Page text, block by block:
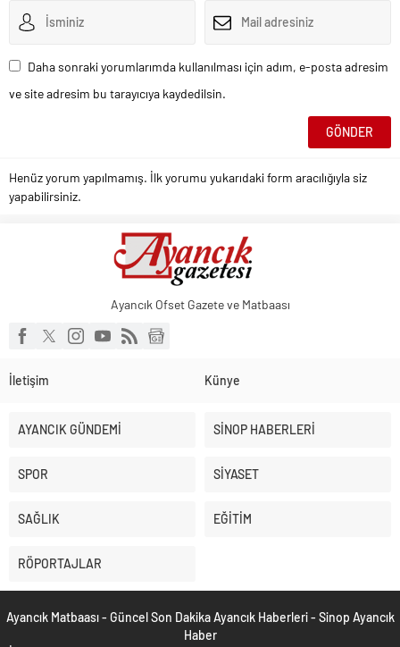
Daha sonraki yorumlarımda kullanılması için adım, e-posta adresim
ve site adresim bu tarayıcıya kaydedilsin.
Henüz yorum yapılmamış. İlk yorumu yukarıdaki form aracılığıyla siz
yapabilirsiniz.
Ayancık Ofset Gazete ve Matbaası
İletişim Künye
AYANCIK GÜNDEMİ SİNOP HABERLERİ
SPOR SİYASET
SAĞLIK EĞİTİM
RÖPORTAJLAR
Ayancık Matbaası - Güncel Son Dakika Ayancık Haberleri - Sinop Ayancık
Haber